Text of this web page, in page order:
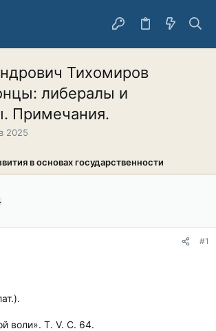
Тихомиров
либералы и
Примечания.
2025
в основах государственности
#1
воли». Т. V. С. 64.